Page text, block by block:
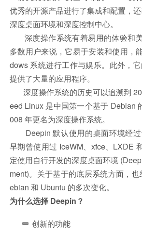
优秀的开源产品进行了集成和配置，
深度桌面环境和深度控制中心。
深度操作系统有着易用的体验和
多数用户来说，它易于安装和使用，
dows 系统进行工作与娱乐。此外，
提供了大量的应用程序。
深度操作系统的历史可以追溯到
eed Linux 是中国第一个基于 Debian
008 年更名为深度操作系统。
Deepin 默认使用的桌面环境经过
早期曾使用过 IceWM、xfce、LXDE
定使用自行开发的深度桌面环境
ment)。关于基于的底层系统方面，
ebian 和 Ubuntu 的多次变化。
为什么选择 Deepin？
创新的功能